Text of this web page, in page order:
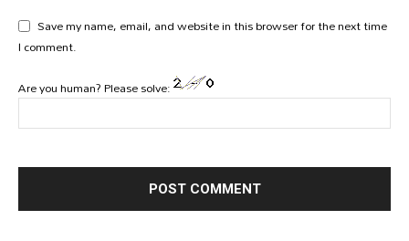
Save my name, email, and website in this browser for the next time
I comment.
Are you human? Please solve: